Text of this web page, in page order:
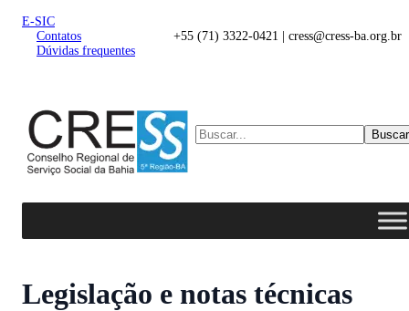
E-SIC
Contatos
Dúvidas frequentes
+55 (71) 3322-0421 | cress@cress-ba.org.br
Buscar
Legislação e notas técnicas